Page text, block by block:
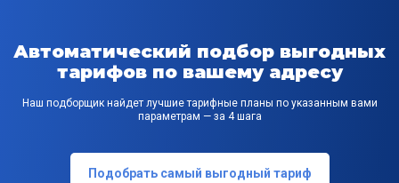
Автоматический подбор выгодных
тарифов по вашему адресу
Наш подборщик найдет лучшие тарифные планы по указанным вами
параметрам — за 4 шага
Подобрать самый выгодный тариф